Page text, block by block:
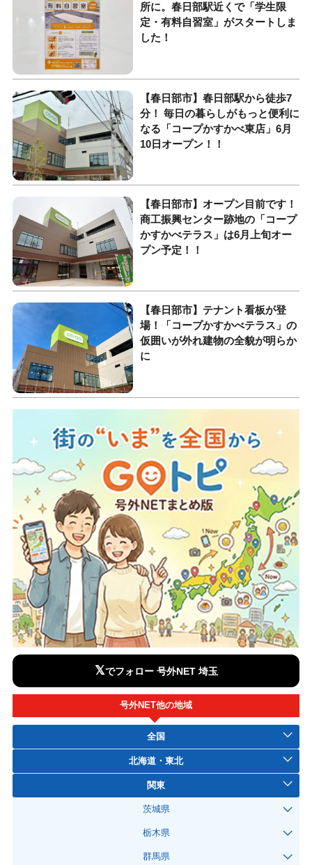
所に。春日部駅近くで「学生限
定・有料自習室」がスタートしま
した！
【春日部市】春日部駅から徒歩7
分！ 毎日の暮らしがもっと便利に
なる「コープかすかべ東店」6月
10日オープン！！
【春日部市】オープン目前です！
商工振興センター跡地の「コープ
かすかべテラス」は6月上旬オー
プン予定！！
【春日部市】テナント看板が登
場！「コープかすかべテラス」の
仮囲いが外れ建物の全貌が明らか
に
𝕏でフォロー 号外NET 埼玉
号外NET他の地域
全国
北海道・東北
関東
茨城県
栃木県
群馬県